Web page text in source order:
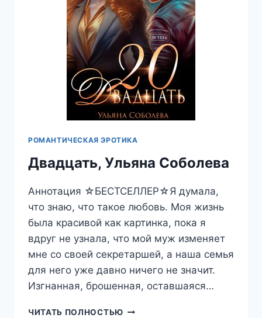
РОМАНТИЧЕСКАЯ ЭРОТИКА
Двадцать, Ульяна Соболева
Аннотация ☆БЕСТСЕЛЛЕР☆Я думала,
что знаю, что такое любовь. Моя жизнь
была красивой как картинка, пока я
вдруг не узнала, что мой муж изменяет
мне со своей секретаршей, а наша семья
для него уже давно ничего не значит.
Изгнанная, брошенная, оставшаяся…
ЧИТАТЬ ПОЛНОСТЬЮ ДВАДЦАТЬ,